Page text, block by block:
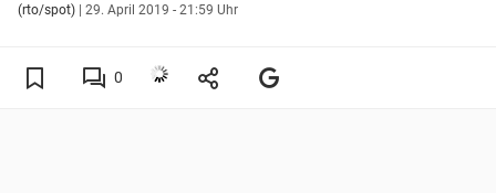
(rto/spot) | 29. April 2019 - 21:59 Uhr
0